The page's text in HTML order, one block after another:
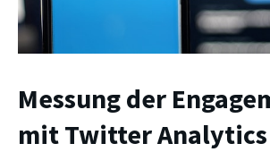
Messung der
mit Twitter Analytics